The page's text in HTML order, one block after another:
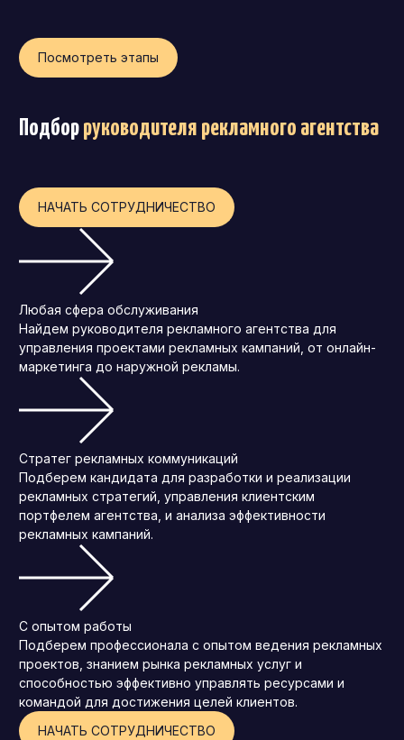
Посмотреть этапы
Подборруководителя рекламного агентства
НАЧАТЬ СОТРУДНИЧЕСТВО
Любая сфера обслуживания
Найдем руководителя рекламного агентства для
управления проектами рекламных кампаний, от онлайн-
маркетинга до наружной рекламы.
Стратег рекламных коммуникаций
Подберем кандидата для разработки и реализации
рекламных стратегий, управления клиентским
портфелем агентства, и анализа эффективности
рекламных кампаний.
С опытом работы
Подберем профессионала с опытом ведения рекламных
проектов, знанием рынка рекламных услуг и
способностью эффективно управлять ресурсами и
командой для достижения целей клиентов.
НАЧАТЬ СОТРУДНИЧЕСТВО